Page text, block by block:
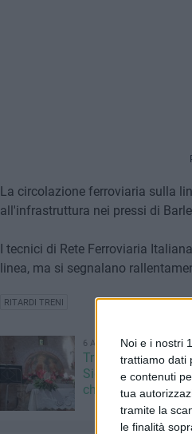
Noi e i nostri
trattiamo dati
e contenuti
tua
tramite la
le finalità
La circolazione ferroviaria sulla
all'infrastruttura nei pressi di
I tecnici di Rete Ferroviaria
linea, ma si segnalano
RITARDI TRENI
6 AGOSTO 2026
Trasfigurazione di
Signore: il
chiesetta del Padre